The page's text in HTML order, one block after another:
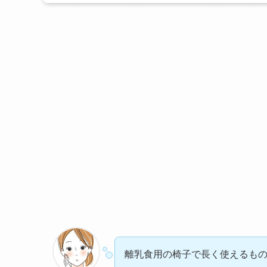
離乳食用の椅子で長く使えるも